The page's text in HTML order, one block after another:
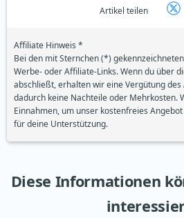
Artikel teilen
Affiliate Hinweis *
Bei den mit Sternchen (*)
Werbe- oder Affiliate-Links. Wenn du über
abschließt, erhalten wir eine Vergütung
dadurch keine Nachteile oder Mehrkosten.
Einnahmen, um unser kostenfreies
für deine Unterstützung.
Diese Informationen